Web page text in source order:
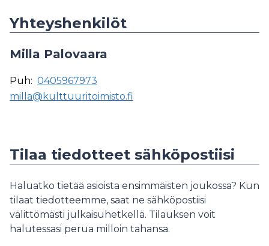
Yhteyshenkilöt
Milla Palovaara
Puh: 0405967973
milla@kulttuuritoimisto.fi
Tilaa tiedotteet sähköpostiisi
Haluatko tietää asioista ensimmäisten joukossa? Kun
tilaat tiedotteemme, saat ne sähköpostiisi
välittömästi julkaisuhetkellä. Tilauksen voit
halutessasi perua milloin tahansa.